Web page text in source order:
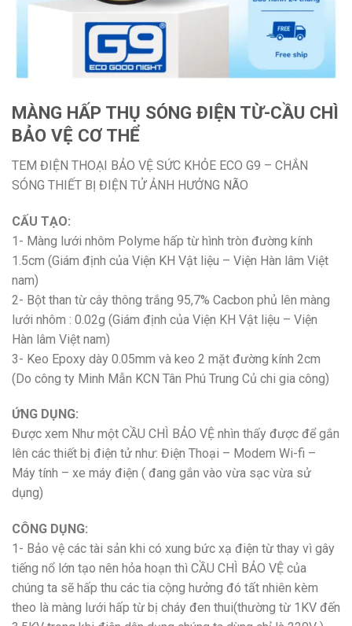
MÀNG HẤP THỤ SÓNG ĐIỆN TỪ-CẦU CHÌ
BẢO VỆ CƠ THỂ
TEM ĐIỆN THOẠI BẢO VỆ SỨC KHỎE ECO G9 – CHẮN
SÓNG THIẾT BỊ ĐIỆN TỬ ẢNH HƯỞNG NÃO
CẤU TẠO:
1- Màng lưới nhôm Polyme hấp từ hình tròn đường kính
1.5cm (Giám định của Viện KH Vật liệu – Viện Hàn lâm Việt
nam)
2- Bột than từ cây thông trắng 95,7% Cacbon phủ lên màng
lưới nhôm : 0.02g (Giám định của Viện KH Vật liệu – Viện
Hàn lâm Việt nam)
3- Keo Epoxy dày 0.05mm và keo 2 mặt đường kính 2cm
(Do công ty Minh Mẫn KCN Tân Phú Trung Củ chi gia công)
ỨNG DỤNG:
Được xem Như một CẦU CHÌ BẢO VỆ nhìn thấy được để gắn
lên các thiết bị điện tử như: Điện Thoại – Modem Wi-fi –
Máy tính – xe máy điện ( đang gắn vào vừa sạc vừa sử
dụng)
CÔNG DỤNG:
1- Bảo vệ các tài sản khi có xung bức xạ điện từ thay vì gây
tiếng nổ lớn tạo nên hỏa hoạn thì CẦU CHÌ BẢO VỆ của
chúng ta sẽ hấp thu các tia cộng hưởng đó tất nhiên kèm
theo là màng lưới hấp từ bị cháy đen thui(thường từ 1KV đến